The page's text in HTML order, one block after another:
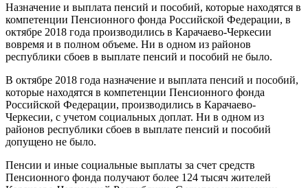
Назначение и выплата пенсий и пособий, которые находятся в
компетенции Пенсионного фонда Российской Федерации, в
октябре 2018 года производились в Карачаево-Черкесии
вовремя и в полном объеме. Ни в одном из районов
республики сбоев в выплате пенсий и пособий не было.
В октябре 2018 года назначение и выплата пенсий и пособий,
которые находятся в компетенции Пенсионного фонда
Российской Федерации, производились в Карачаево-
Черкесии, с учетом социальных доплат. Ни в одном из
районов республики сбоев в выплате пенсий и пособий
допущено не было.
Пенсии и иные социальные выплаты за счет средств
Пенсионного фонда получают более 124 тысяч жителей